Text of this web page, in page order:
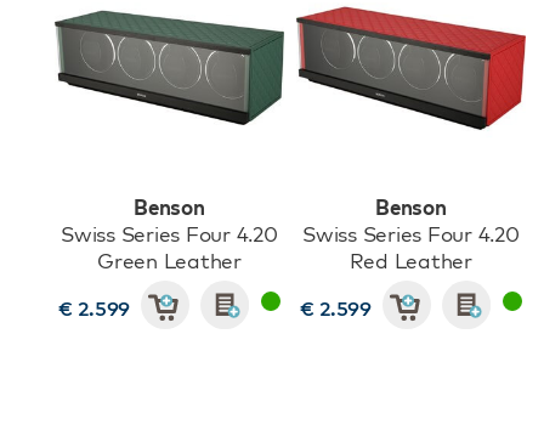
Benson
Swiss Series Four 4.20
Green Leather
€ 2.599
Benson
Swiss Series Four 4.20
Red Leather
€ 2.599